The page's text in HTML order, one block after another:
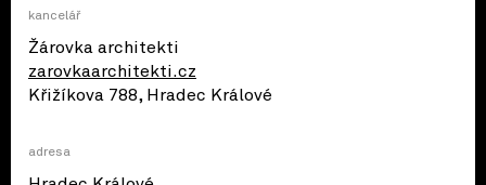
kancelář
Žárovka architekti
zarovkaarchitekti.cz
Křižíkova 788, Hradec Králové
adresa